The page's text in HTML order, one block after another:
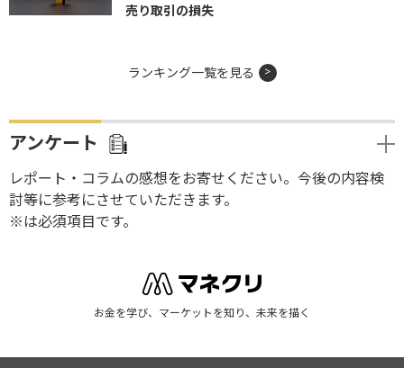
売り取引の損失
ランキング一覧を見る
アンケート
レポート・コラムの感想をお寄せください。今後の内容検
討等に参考にさせていただきます。
※は必須項目です。
お金を学び、マーケットを知り、未来を描く